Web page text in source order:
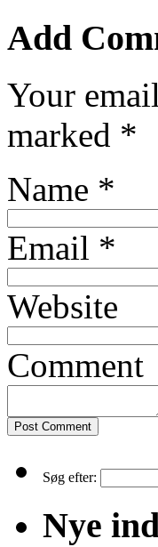
Add
Your
marked *
Name *
Email *
Website
Comment
Søg efter:
Nye